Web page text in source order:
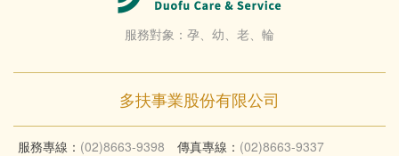
服務對象：孕、幼、老、輪
多扶事業股份有限公司
服務專線： (02)8663-9398 傳真專線： (02)8663-9337